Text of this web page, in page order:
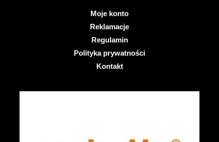
Moje konto
Reklamacje
Regulamin
Polityka prywatności
Kontakt